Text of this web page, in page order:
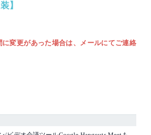
】
変更があった場合は、メールにてご連絡